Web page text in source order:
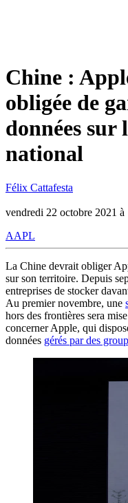
Chine :
obligée de
données
national
Félix Cattafesta
vendredi 22 octobre 2021 à
AAPL
La Chine devrait obliger
sur son territoire. Depuis
entreprises de stocker
Au premier novembre, une
hors des frontières sera
concerner Apple, qui
données gérés par des